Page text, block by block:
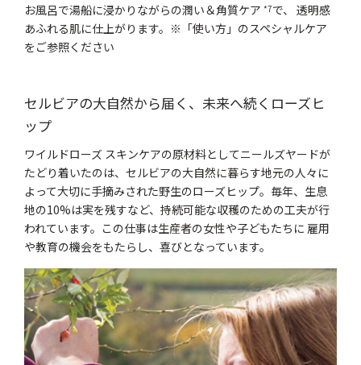
お風呂で湯船に浸かりながらの潤い＆角質ケア*7で、 透明感
あふれる肌に仕上がります。※「使い方」のスペシャルケア
をご参照ください
セルビアの大自然から届く、未来へ続くローズヒ
ップ
ワイルドローズ スキンケアの原材料としてニールズヤードが
たどり着いたのは、セルビアの大自然に暮らす地元の人々に
よって大切に手摘みされた野生のローズヒップ。毎年、生息
地の10%は実を残すなど、持続可能な収穫のための工夫が行
われています。この仕事は生産者の女性や子どもたちに 雇用
や教育の機会をもたらし、喜びとなっています。